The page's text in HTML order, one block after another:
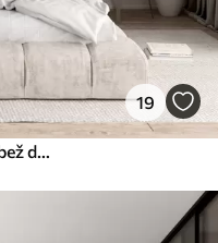
19